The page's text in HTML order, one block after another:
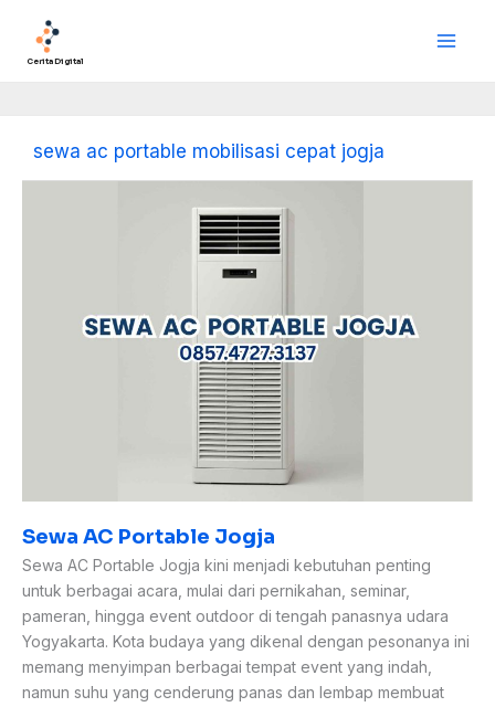
kontenCerita Digital
sewa ac portable mobilisasi cepat jogja
Sewa AC Portable Jogja
Sewa AC Portable Jogja kini menjadi kebutuhan penting
untuk berbagai acara, mulai dari pernikahan, seminar,
pameran, hingga event outdoor di tengah panasnya udara
Yogyakarta. Kota budaya yang dikenal dengan pesonanya ini
memang menyimpan berbagai tempat event yang indah,
namun suhu yang cenderung panas dan lembap membuat